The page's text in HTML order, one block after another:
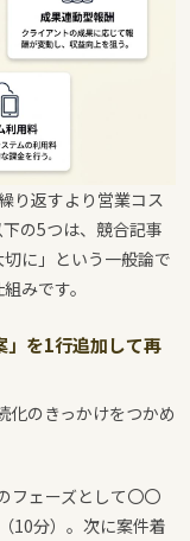
り返すより営業コス
の5つは、競合記事
に」という一般論で
みです。
」を1行追加して再
化のきっかけをつかめ
フェーズとして〇〇
10分）。次に案件着